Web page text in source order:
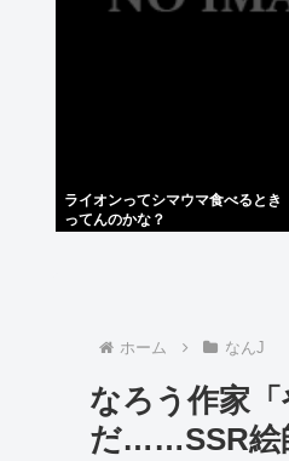
ライオンってシマウマ食べるとき
ってんのかな？
ホーム なんJ
なろう作家
だ……SSR絵